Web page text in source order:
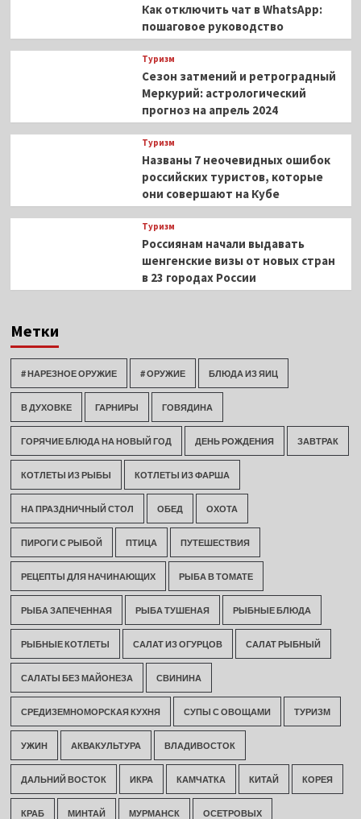
Как отключить чат в WhatsApp:
пошаговое руководство
Туризм
Сезон затмений и ретроградный
Меркурий: астрологический
прогноз на апрель 2024
Туризм
Названы 7 неочевидных ошибок
российских туристов, которые
они совершают на Кубе
Туризм
Россиянам начали выдавать
шенгенские визы от новых стран
в 23 городах России
Метки
# НАРЕЗНОЕ ОРУЖИЕ # ОРУЖИЕ БЛЮДА ИЗ ЯИЦ
В ДУХОВКЕ ГАРНИРЫ ГОВЯДИНА
ГОРЯЧИЕ БЛЮДА НА НОВЫЙ ГОД ДЕНЬ РОЖДЕНИЯ ЗАВТРАК
КОТЛЕТЫ ИЗ РЫБЫ КОТЛЕТЫ ИЗ ФАРША
НА ПРАЗДНИЧНЫЙ СТОЛ ОБЕД ОХОТА
ПИРОГИ С РЫБОЙ ПТИЦА ПУТЕШЕСТВИЯ
РЕЦЕПТЫ ДЛЯ НАЧИНАЮЩИХ РЫБА В ТОМАТЕ
РЫБА ЗАПЕЧЕННАЯ РЫБА ТУШЕНАЯ РЫБНЫЕ БЛЮДА
РЫБНЫЕ КОТЛЕТЫ САЛАТ ИЗ ОГУРЦОВ САЛАТ РЫБНЫЙ
САЛАТЫ БЕЗ МАЙОНЕЗА СВИНИНА
СРЕДИЗЕМНОМОРСКАЯ КУХНЯ СУПЫ С ОВОЩАМИ ТУРИЗМ
УЖИН АКВАКУЛЬТУРА ВЛАДИВОСТОК
ДАЛЬНИЙ ВОСТОК ИКРА КАМЧАТКА КИТАЙ КОРЕЯ
КРАБ МИНТАЙ МУРМАНСК ОСЕТРОВЫХ